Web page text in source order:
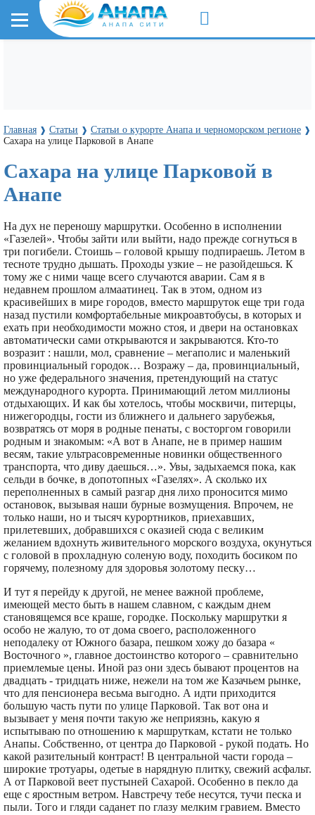
Главная ❱ Статьи ❱ Статьи о курорте Анапа и черноморском регионе ❱
Сахара на улице Парковой в Анапе
Сахара на улице Парковой в
Анапе
На дух не переношу маршрутки. Особенно в исполнении
«Газелей». Чтобы зайти или выйти, надо прежде согнуться в
три погибели. Стоишь – головой крышу подпираешь. Летом в
тесноте трудно дышать. Проходы узкие – не разойдешься. К
тому же с ними чаще всего случаются аварии. Сам я в
недавнем прошлом алмаатинец. Так в этом, одном из
красивейших в мире городов, вместо маршруток еще три года
назад пустили комфортабельные микроавтобусы, в которых и
ехать при необходимости можно стоя, и двери на остановках
автоматически сами открываются и закрываются. Кто-то
возразит : нашли, мол, сравнение – мегаполис и маленький
провинциальный городок… Возражу – да, провинциальный,
но уже федерального значения, претендующий на статус
международного курорта. Принимающий летом миллионы
отдыхающих. И как бы хотелось, чтобы москвичи, питерцы,
нижегородцы, гости из ближнего и дальнего зарубежья,
возвратясь от моря в родные пенаты, с восторгом говорили
родным и знакомым: «А вот в Анапе, не в пример нашим
весям, такие ультрасовременные новинки общественного
транспорта, что диву даешься…». Увы, задыхаемся пока, как
сельди в бочке, в допотопных «Газелях». А сколько их
переполненных в самый разгар дня лихо проносится мимо
остановок, вызывая наши бурные возмущения. Впрочем, не
только наши, но и тысяч курортников, приехавших,
прилетевших, добравшихся с оказией сюда с великим
желанием вдохнуть живительного морского воздуха, окунуться
с головой в прохладную соленую воду, походить босиком по
горячему, полезному для здоровья золотому песку…
И тут я перейду к другой, не менее важной проблеме,
имеющей место быть в нашем славном, с каждым днем
становящемся все краше, городке. Поскольку маршрутки я
особо не жалую, то от дома своего, расположенного
неподалеку от Южного базара, пешком хожу до базара «
Восточного », главное достоинство которого – сравнительно
приемлемые цены. Иной раз они здесь бывают процентов на
двадцать - тридцать ниже, нежели на том же Казачьем рынке,
что для пенсионера весьма выгодно. А идти приходится
большую часть пути по улице Парковой. Так вот она и
вызывает у меня почти такую же неприязнь, какую я
испытываю по отношению к маршруткам, кстати не только
Анапы. Собственно, от центра до Парковой - рукой подать. Но
какой разительный контраст! В центральной части города –
широкие тротуары, одетые в нарядную плитку, свежий асфальт.
А от Парковой веет пустыней Сахарой. Особенно в пекло да
еще с яростным ветром. Навстречу тебе несутся, тучи песка и
пыли. Того и гляди саданет по глазу мелким гравием. Вместо